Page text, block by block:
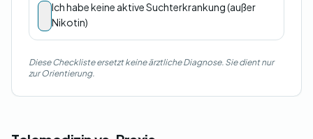
Ich habe keine aktive Suchterkrankung (außer
Nikotin)
Diese Checkliste ersetzt keine ärztliche Diagnose. Sie dient nur
zur Orientierung.